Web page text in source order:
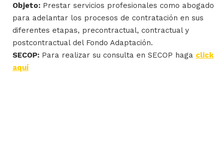
Objeto: Prestar servicios profesionales como abogado
para adelantar los procesos de contratación en sus
diferentes etapas, precontractual, contractual y
postcontractual del Fondo Adaptación.
SECOP: Para realizar su consulta en SECOP haga click
aquí